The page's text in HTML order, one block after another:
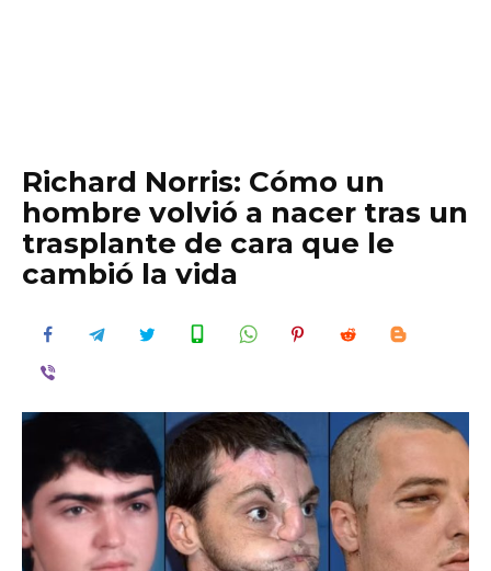
Richard Norris: Cómo un
hombre volvió a nacer tras un
trasplante de cara que le
cambió la vida